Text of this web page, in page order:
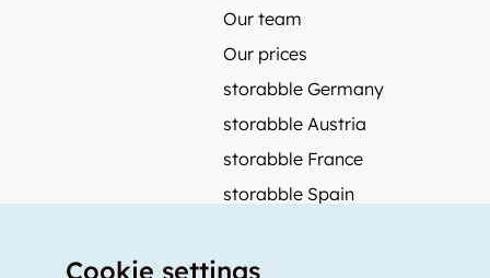
Our team
Our prices
storabble Germany
storabble Austria
storabble France
storabble Spain
Cookie settings